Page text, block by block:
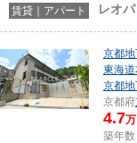
賃貸｜アパート レオ
京都
東海道
京都
京都府
4.7
築年数